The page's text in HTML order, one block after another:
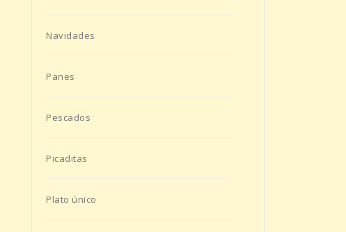
Navidades
Panes
Pescados
Picaditas
Plato único